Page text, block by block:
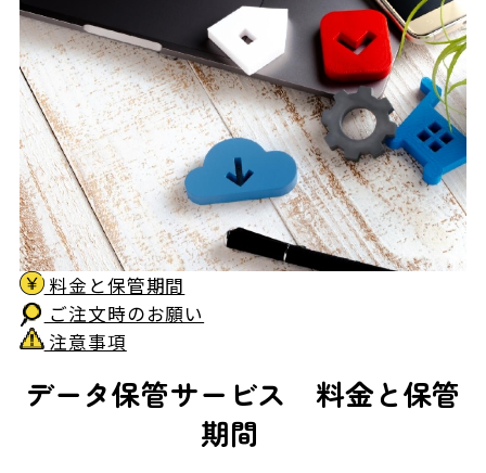
料金と保管期間
ご注文時のお願い
注意事項
データ保管サービス 料金と保管
期間